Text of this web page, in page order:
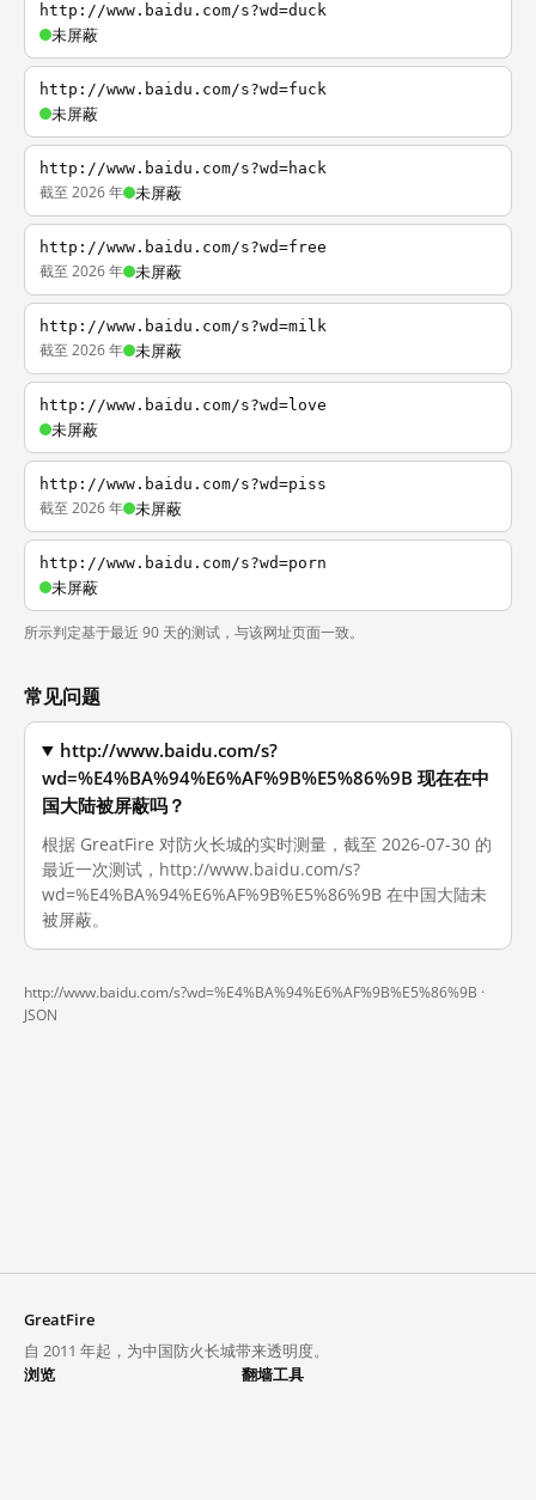
http://www.baidu.com/s?wd=duck
未屏蔽
http://www.baidu.com/s?wd=fuck
未屏蔽
http://www.baidu.com/s?wd=hack
截至 2026 年 未屏蔽
http://www.baidu.com/s?wd=free
截至 2026 年 未屏蔽
http://www.baidu.com/s?wd=milk
截至 2026 年 未屏蔽
http://www.baidu.com/s?wd=love
未屏蔽
http://www.baidu.com/s?wd=piss
截至 2026 年 未屏蔽
http://www.baidu.com/s?wd=porn
未屏蔽
所示判定基于最近 90 天的测试，与该网址页面一致。
常见问题
http://www.baidu.com/s?
wd=%E4%BA%94%E6%AF%9B%E5%86%9B 现在在中
国大陆被屏蔽吗？
根据 GreatFire 对防火长城的实时测量，截至 2026-07-30 的
最近一次测试，http://www.baidu.com/s?
wd=%E4%BA%94%E6%AF%9B%E5%86%9B 在中国大陆未
被屏蔽。
http://www.baidu.com/s?wd=%E4%BA%94%E6%AF%9B%E5%86%9B ·
JSON
GreatFire
自 2011 年起，为中国防火长城带来透明度。
浏览
翻墙工具